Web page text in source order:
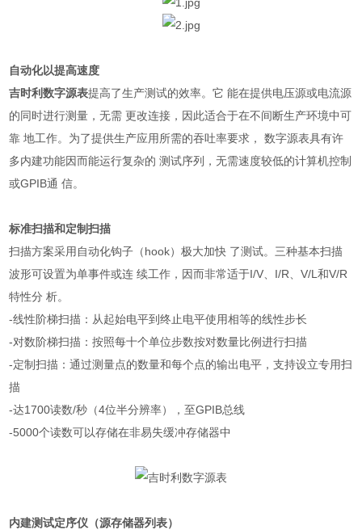
自动化以提高速度
吉时利数字源表提高了生产测试的效率。它 能在提供电压源或电流源
的同时进行测量，无需 更改连接，因此适合于在不间断生产环境中可
靠 地工作。为了提供生产应用所需的吞吐率要求， 数字源表具有许
多内建功能因而能运行复杂的 测试序列，无需速度较低的计算机控制
或GPIB通 信。
标准扫描和定制扫描
扫描方案采用自动化钩子（hook）极大加快 了测试。三种基本扫描
波形可设置为单事件或连 续工作，因而非常适于I/V I/R 、V/L和V/R
特性分 析。
-线性阶梯扫描：从起始电平到终止电平使用相等的线性步长
-对数阶梯扫描：按照每十个单位步数按对数量比例进行扫描
-定制扫描：通过测量点的数量和每个点的输出电平，支持设立专用扫
描
-达1700读数/秒（4位半分辨率），至GPIB总线
-5000个读数可以存储在非易失缓冲存储器中
内建测试定序仪（源存储器列表）